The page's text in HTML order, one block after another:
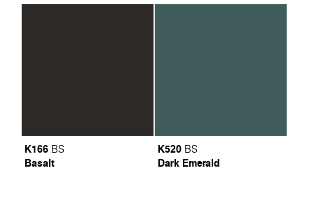
K166 BS
Basalt
K520 BS
Dark Emerald